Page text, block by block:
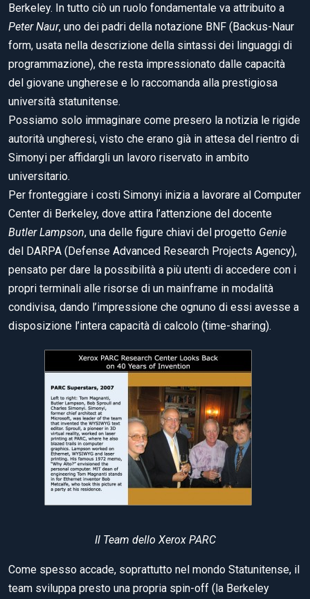
Berkeley. In tutto ciò un ruolo fondamentale va attribuito a
Peter Naur, uno dei padri della notazione BNF (Backus-Naur
form, usata nella descrizione della sintassi dei linguaggi di
programmazione), che resta impressionato dalle capacità
del giovane ungherese e lo raccomanda alla prestigiosa
università statunitense.
Possiamo solo immaginare come presero la notizia le rigide
autorità ungheresi, visto che erano già in attesa del rientro di
Simonyi per affidargli un lavoro riservato in ambito
universitario.
Per fronteggiare i costi Simonyi inizia a lavorare al Computer
Center di Berkeley, dove attira l’attenzione del docente
Butler Lampson, una delle figure chiavi del progetto Genie
del DARPA (Defense Advanced Research Projects Agency),
pensato per dare la possibilità a più utenti di accedere con i
propri terminali alle risorse di un mainframe in modalità
condivisa, dando l’impressione che ognuno di essi avesse a
disposizione l’intera capacità di calcolo (time-sharing).
Il Team dello Xerox PARC
Come spesso accade, soprattutto nel mondo Statunitense, il
team sviluppa presto una propria spin-off (la Berkeley